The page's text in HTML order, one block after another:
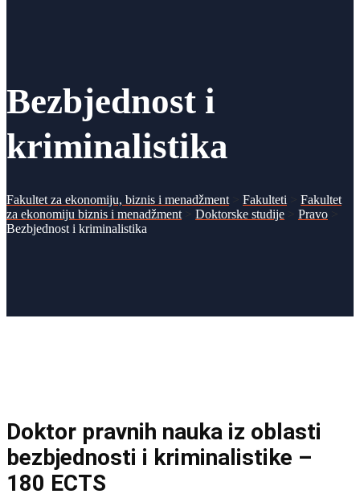
Bezbjednost i
kriminalistika
Fakultet za ekonomiju, biznis i menadžment > Fakulteti > Fakultet
za ekonomiju biznis i menadžment > Doktorske studije > Pravo >
Bezbjednost i kriminalistika
Doktor pravnih nauka iz oblasti
bezbjednosti i kriminalistike –
180 ECTS